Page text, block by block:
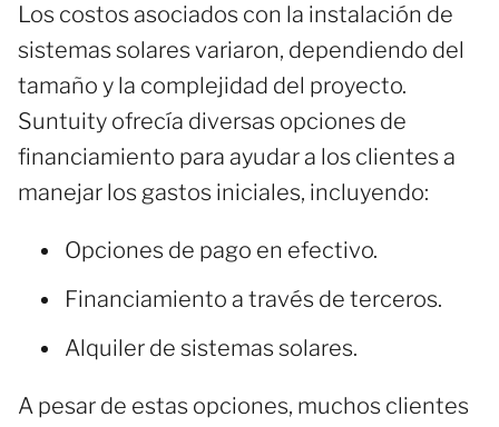
Los costos asociados con la instalación de
sistemas solares variaron, dependiendo del
tamaño y la complejidad del proyecto.
Suntuity ofrecía diversas opciones de
financiamiento para ayudar a los clientes a
manejar los gastos iniciales, incluyendo:
Opciones de pago en efectivo.
Financiamiento a través de terceros.
Alquiler de sistemas solares.
A pesar de estas opciones, muchos clientes